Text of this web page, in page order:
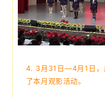
4. 3月31日—4月1日，
了本月观影活动。